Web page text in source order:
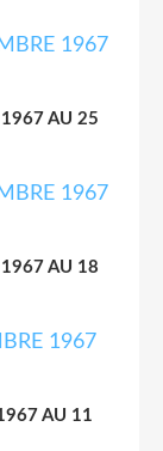
1967 AU 25
1967 AU 18
AU 11